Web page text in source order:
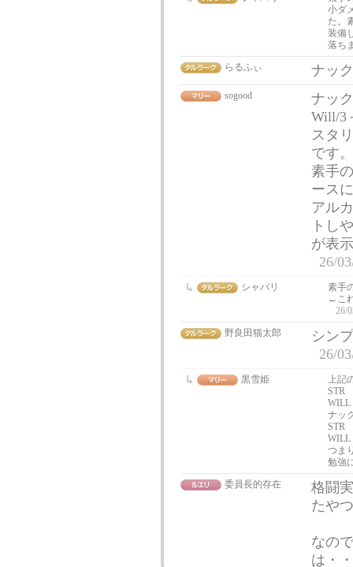
小ダ
た。
装備
落ち
らるふぃ
ナッ
sogood
ナッ
Will/3
スタ
です。
素手
ース
アル
トし
が表
26/
シャバリ
素手
←こ
26/
野良田猫太郎
シン
26/
黒雪姫
上記
STR
ナッ
STR
つま
勉強
委員長的存在
格闘
たや
なの
は・